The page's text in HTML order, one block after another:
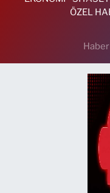
ÖZEL
Haber